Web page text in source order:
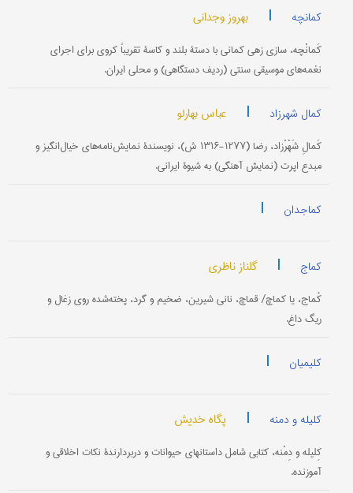
کمانچه | بهروز وجدانی
کَمانْچه، سازی زهی کمانی با دستۀ بلند و کاسۀ تقریباً کروی برای اجرای
نغمه‌های موسیقی سنتی (ردیف دستگاهی) و محلی ایران.
کمال شهرزاد | عباس بهارلو
کَمالِ شَهْرْزاد، رضا (۱۲۷۷-۱۳۱۶ ش)، نویسندۀ نمایش‌نامه‌های خیال‌انگیز و
مبدع اپرت (نمایش آهنگی) به شیوۀ ایرانی.
کماجدان |
کماج | گلناز ناظری
کُماج، یا کماچ/ قماچ، نانی شیرین، ضخیم و گرد، پخته‌شده روی زغال و
ریگ داغ.
کلیمیان |
کلیله و دمنه | پگاه خدیش
کِلیله و دِمْنه، کتابی شامل داستانهای حیوانات و دربردارندۀ نکات اخلاقی و
آموزنده.